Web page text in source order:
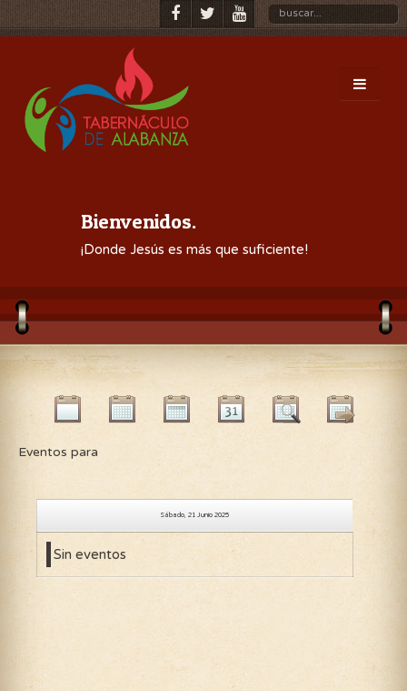
Bienvenidos.
¡Donde Jesús es más que suficiente!
Eventos para
Sábado, 21 Junio 2025
Sin eventos